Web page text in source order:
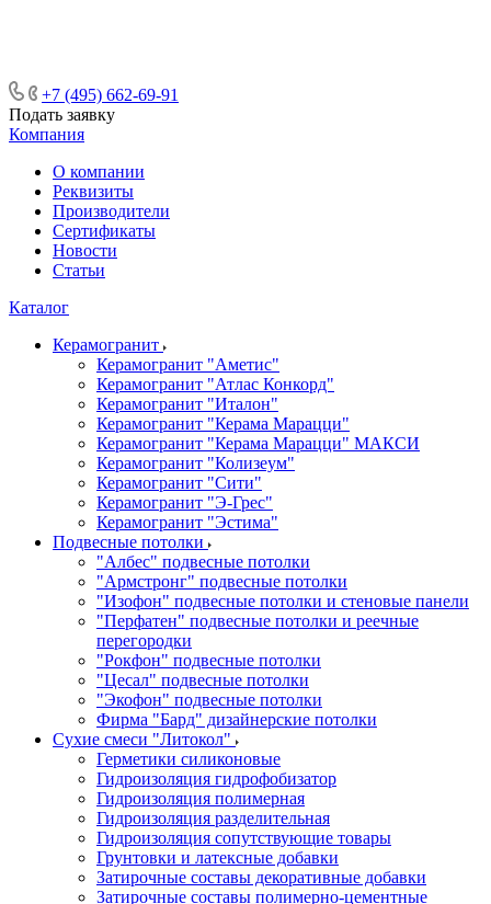
+7 (495) 662-69-91
Подать заявку
Компания
О компании
Реквизиты
Производители
Сертификаты
Новости
Статьи
Каталог
Керамогранит
Керамогранит "Аметис"
Керамогранит "Атлас Конкорд"
Керамогранит "Италон"
Керамогранит "Керама Марацци"
Керамогранит "Керама Марацци" МАКСИ
Керамогранит "Колизеум"
Керамогранит "Сити"
Керамогранит "Э-Грес"
Керамогранит "Эстима"
Подвесные потолки
"Албес" подвесные потолки
"Армстронг" подвесные потолки
"Изофон" подвесные потолки и стеновые панели
"Перфатен" подвесные потолки и реечные
перегородки
"Рокфон" подвесные потолки
"Цесал" подвесные потолки
"Экофон" подвесные потолки
Фирма "Бард" дизайнерские потолки
Сухие смеси "Литокол"
Герметики силиконовые
Гидроизоляция гидрофобизатор
Гидроизоляция полимерная
Гидроизоляция разделительная
Гидроизоляция сопутствующие товары
Грунтовки и латексные добавки
Затирочные составы декоративные добавки
Затирочные составы полимерно-цементные